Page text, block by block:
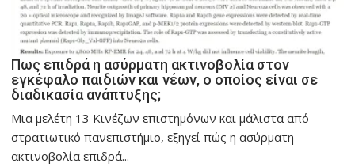
Πως επιδρά η ασύρματη ακτινοβολία στον
εγκέφαλο παιδιών και νέων, ο οποίος είναι σε
διαδικασία ανάπτυξης;
Μια μελέτη 13 Κινέζων επιστημόνων και μάλιστα από
στρατιωτικό πανεπιστήμιο, εξηγεί πώς η ασύρματη
ακτινοβολία επιδρά...